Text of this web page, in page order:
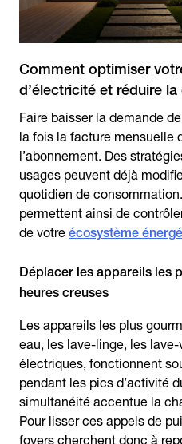
Comment optimiser
d’électricité et réduire
Faire baisser la demande
la fois la facture mensuelle
l’abonnement. Des
usages peuvent déjà
quotidien de
permettent ainsi de
de votre écosystème
Déplacer les appareils les
heures creuses
Les appareils les plus
eau, les lave-linge, les
électriques, fonctionnent
pendant les pics d’activité
simultanéité accentue la
Pour lisser ces appels de
foyers cherchent donc à